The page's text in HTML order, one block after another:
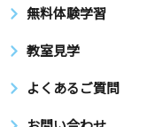
無料体験学習
教室見学
よくあるご質問